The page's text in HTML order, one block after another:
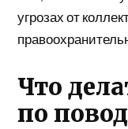
угрозах от
Что
по